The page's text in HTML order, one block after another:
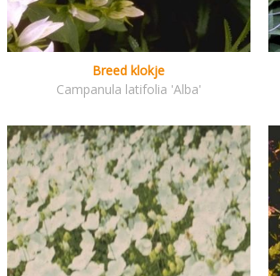
Breed klokje
Campanula latifolia 'Alba'